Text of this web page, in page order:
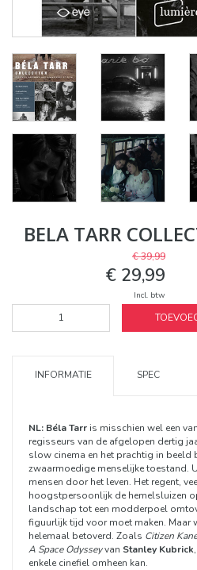
BELA TARR
€ 39,99
€ 29,99
Incl. btw
INFORMATIE SPEC
NL: Béla Tarr is misschien wel een
regisseurs van de afgelopen dertig
slow cinema en het prachtig in beeld
zwaarmoedige menselijke toestand.
mensen door het leven. Het regent,
hoogstpersoonlijk de hemelsluizen
landschap tot een modderpoel
figuurlijk tijd voor moet maken. Maar
helemaal betoverd. Zoals Citizen Kane
A Space Odysseyvan Stanley Kubrick
enkele cinefiel omheen kan.